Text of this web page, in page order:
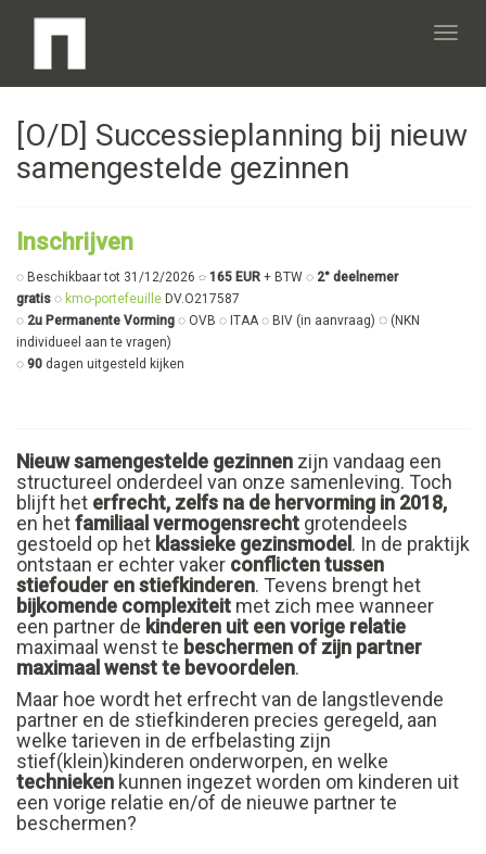
[O/D] Successieplanning bij nieuw
samengestelde gezinnen
Inschrijven
◌ Beschikbaar tot 31/12/2026 ◌ 165 EUR + BTW ◌ 2° deelnemer
gratis ◌ kmo-portefeuille DV.O217587
◌ 2u Permanente Vorming ◌ OVB ◌ ITAA ◌ BIV (in aanvraag) ◌ (NKN
individueel aan te vragen)
◌ 90 dagen uitgesteld kijken
Nieuw samengestelde gezinnen zijn vandaag een
structureel onderdeel van onze samenleving. Toch
blijft het erfrecht, zelfs na de hervorming in 2018,
en hetfamiliaal vermogensrecht grotendeels
gestoeld op het klassieke gezinsmodel . In de praktijk
ontstaan er echter vaker conflicten tussen
stiefouder en stiefkinderen. Tevens brengt het
bijkomende complexiteit met zich mee wanneer
een partner de kinderen uit een vorige relatie
maximaal wenst te beschermen of zijn partner
maximaal wenst te bevoordelen.
Maar hoe wordt het erfrecht van de langstlevende
partner en de stiefkinderen precies geregeld, aan
welke tarieven in de erfbelasting zijn
stief(klein)kinderen onderworpen, en welke
technieken kunnen ingezet worden om kinderen uit
een vorige relatie en/of de nieuwe partner te
beschermen?